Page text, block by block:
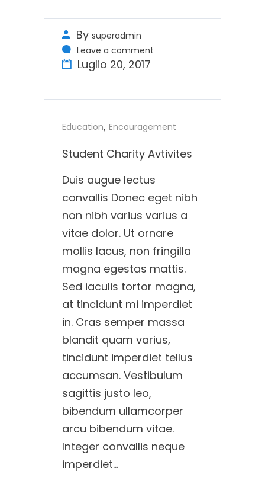
By superadmin
Leave a comment
Luglio 20, 2017
Education, Encouragement
Student Charity Avtivites
Duis augue lectus
convallis Donec eget nibh
non nibh varius varius a
vitae dolor. Ut ornare
mollis lacus, non fringilla
magna egestas mattis.
Sed iaculis tortor magna,
at tincidunt mi imperdiet
in. Cras semper massa
blandit quam varius,
tincidunt imperdiet tellus
accumsan. Vestibulum
sagittis justo leo,
bibendum ullamcorper
arcu bibendum vitae.
Integer convallis neque
imperdiet…